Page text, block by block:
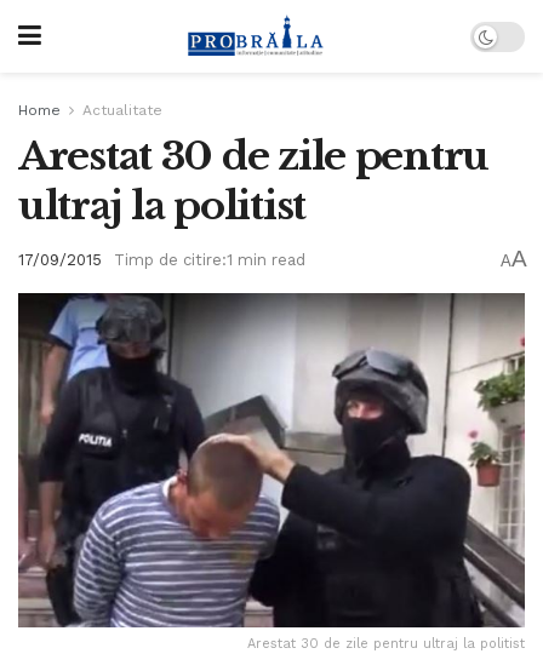
Home Actualitate
Arestat 30 de zile pentru
ultraj la politist
17/09/2015 Timp de citire:1 min read AA
Arestat 30 de zile pentru ultraj la politist